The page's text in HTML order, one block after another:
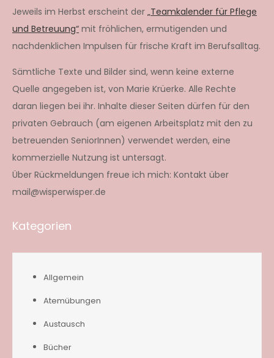
Jeweils im Herbst erscheint der „Teamkalender für Pflege
und Betreuung“ mit fröhlichen, ermutigenden und
nachdenklichen Impulsen für frische Kraft im Berufsalltag.
Sämtliche Texte und Bilder sind, wenn keine externe
Quelle angegeben ist, von Marie Krüerke. Alle Rechte
daran liegen bei ihr. Inhalte dieser Seiten dürfen für den
privaten Gebrauch (am eigenen Arbeitsplatz mit den zu
betreuenden SeniorInnen) verwendet werden, eine
kommerzielle Nutzung ist untersagt.
Über Rückmeldungen freue ich mich: Kontakt über
mail@wisperwisper.de
Kategorien
Allgemein
Atemübungen
Austausch
Bücher